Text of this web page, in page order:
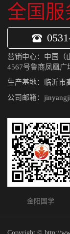
全国服
营销中心：中国（
4567号鲁商凤凰广
生产基地：临沂市
公司邮箱：
金阳国学